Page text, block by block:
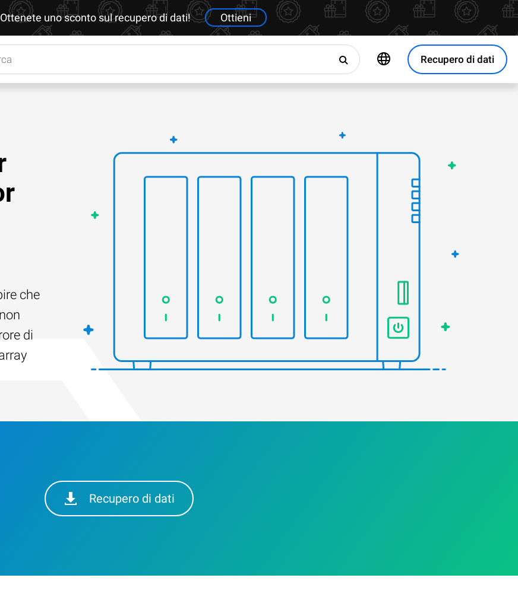
Ottenete uno sconto sul recupero di dati! Ottieni
Recupero di dati
che
di
Recupero di dati